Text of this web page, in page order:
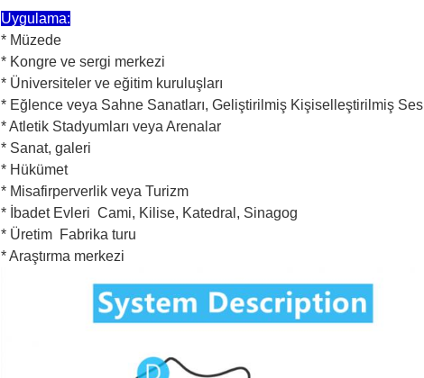
Uygulama:
* Müzede
* Kongre ve sergi merkezi
* Üniversiteler ve eğitim kuruluşları
* Eğlence veya Sahne Sanatları, Geliştirilmiş Kişiselleştirilmiş Ses
* Atletik Stadyumları veya Arenalar
* Sanat, galeri
* Hükümet
* Misafirperverlik veya Turizm
* İbadet Evleri ️ Cami, Kilise, Katedral, Sinagog
* Üretim ️ Fabrika turu
* Araştırma merkezi